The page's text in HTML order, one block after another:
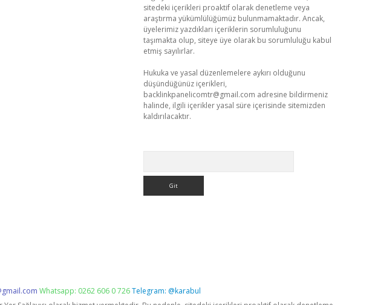
sitedeki içerikleri proaktif olarak denetleme veya
araştırma yükümlülüğümüz bulunmamaktadır. Ancak,
üyelerimiz yazdıkları içeriklerin sorumluluğunu
taşımakta olup, siteye üye olarak bu sorumluluğu kabul
etmiş sayılırlar.
Hukuka ve yasal düzenlemelere aykırı olduğunu
düşündüğünüz içerikleri,
backlinkpanelicomtr@gmail.com adresine bildirmeniz
halinde, ilgili içerikler yasal süre içerisinde sitemizden
kaldırılacaktır.
Whatsapp: 0262 606 0 726Telegram: @karabul